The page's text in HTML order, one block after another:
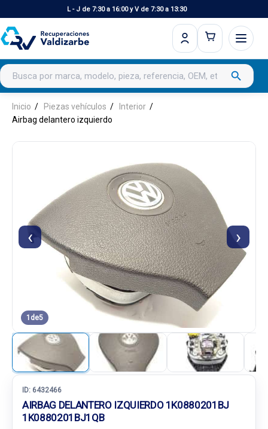
L - J de 7:30 a 16:00 y V de 7:30 a 13:30
Buscar productos search
Inicio Piezas vehículos
Interior
Airbag delantero izquierdo
‹ ›
1 de5
ID: 6432466
AIRBAG DELANTERO IZQUIERDO 1K0880201BJ
1K0880201BJ1QB